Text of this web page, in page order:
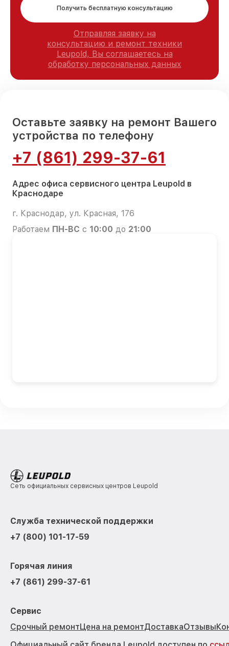
Получить бесплатную консультацию
Отправляя заявку на
консультацию и ремонт техники
Leupold, Вы соглашаетесь на
обработку персональных данных
Оставьте заявку на ремонт Вашего
устройства по телефону
+7 (861) 299-37-61
Адрес офиса сервисного центра Leupold в
Краснодаре
г. Краснодар, ул. Красная, 176
Работаем ПН-ВС с 10:00 до 21:00
Сеть официальных сервисных центров Leupold
Служба технической поддержки
+7 (800) 101-17-59
Горячая линия
+7 (861) 299-37-61
Сервис
Срочный ремонтЦена на ремонтДоставкаОтзывы